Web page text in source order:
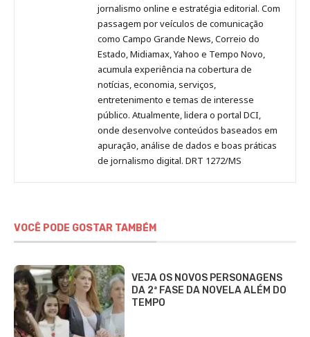
Pinterest
LinkedInInstagram
FacebookMalagolini
jornalismo online e estratégia editorial. Com
passagem por veículos de comunicação
como Campo Grande News, Correio do
Estado, Midiamax, Yahoo e Tempo Novo,
acumula experiência na cobertura de
notícias, economia, serviços,
entretenimento e temas de interesse
público. Atualmente, lidera o portal DCI,
onde desenvolve conteúdos baseados em
apuração, análise de dados e boas práticas
de jornalismo digital. DRT 1272/MS
VOCÊ PODE GOSTAR TAMBÉM
VEJA OS NOVOS PERSONAGENS
DA 2ª FASE DA NOVELA ALÉM DO
TEMPO